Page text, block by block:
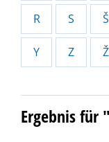
R S Š
Y Z Ž
Ergebnis für